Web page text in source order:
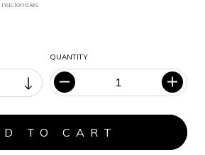
nacionales
QUANTITY